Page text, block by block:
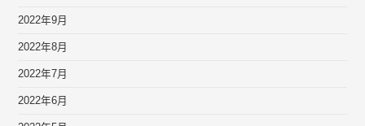
2022年9月
2022年8月
2022年7月
2022年6月